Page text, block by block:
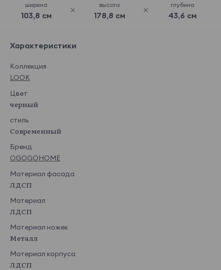
ширина
103,8 см
высота
178,8 см
глубина
43,6 см
Характеристики
Коллекция
LOOK
Цвет
черный
стиль
Современный
Бренд
OGOGOHOME
Материал фасада
ЛДСП
Материал
ЛДСП
Материал ножек
Металл
Материал корпуса
ЛДСП